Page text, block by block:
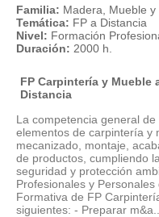
Familia: Madera, Mueble
Temática: FP a Distancia
Nivel: Formación
Duración: 2000 h.
FP Carpintería y Mueble
Distancia
La competencia general
elementos de carpintería y
mecanizado, montaje,
de productos, cumpliendo
seguridad y protección
Profesionales y
Formativa de FP
siguientes: - Preparar m&a...